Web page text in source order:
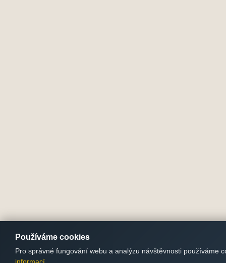
Používáme cookies
Pro správné fungování webu a analýzu návštěvnosti používáme